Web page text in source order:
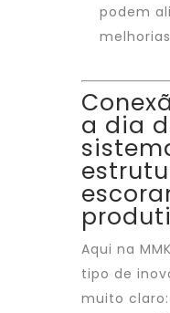
podem
a dia
Aqui na
tipo de
muito